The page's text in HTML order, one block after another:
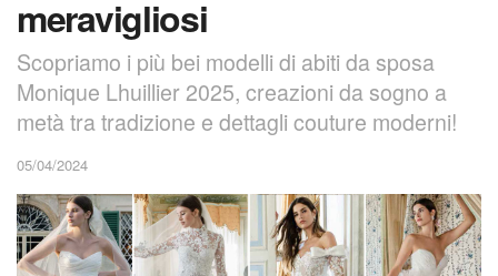
meravigliosi
Scopriamo i più bei modelli di abiti da sposa
Monique Lhuillier 2025, creazioni da sogno a
metà tra tradizione e dettagli couture moderni!
05/04/2024